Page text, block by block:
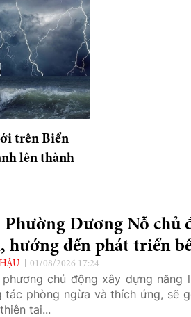
trên Biển
lên thành
Phường Dương Nỗ chủ
hướng đến phát triển
01/08/2026 17:24
chủ động xây dựng năng
phòng ngừa và thích ứng, sẽ
tai...